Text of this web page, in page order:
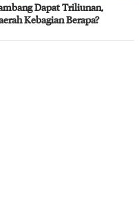
Dapat Triliunan,
Kebagian Berapa?